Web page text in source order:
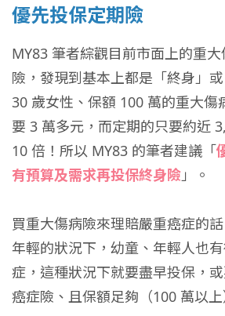
優先投保定期險
MY83 筆者綜觀目前市面上的重
險，發現到基本上都是「終身」
30 歲女性、保額 100 萬的重大傷
要 3 萬多元，而定期的只要約近
10 倍！所以 MY83 的筆者建議「
有預算及需求再投保終身險」。
買重大傷病險來理賠嚴重癌症的
年輕的狀況下，幼童、年輕人也
症，這種狀況下就要盡早投保，
癌症險、且保額足夠（100 萬以上